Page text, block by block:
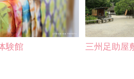
験館 三州足助屋